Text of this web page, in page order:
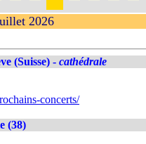
2026
(Suisse) - cathédrale
concerts/
(38)